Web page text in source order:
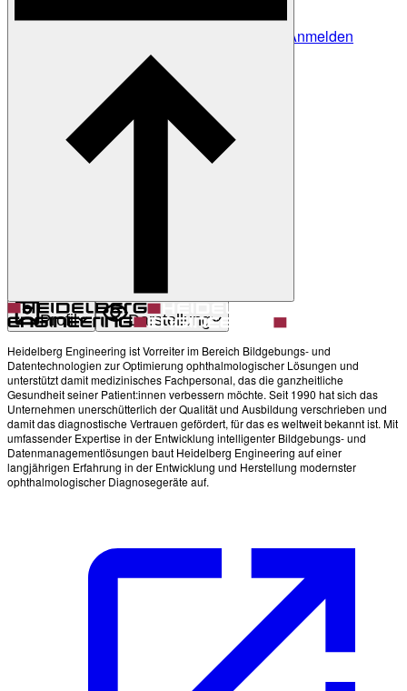
Anmelden
Profil erstellen
Heller Modus
Produkte
Profil Darstellung
Heidelberg Engineering ist Vorreiter im Bereich Bildgebungs- und
Datentechnologien zur Optimierung ophthalmologischer Lösungen und
unterstützt damit medizinisches Fachpersonal, das die ganzheitliche
Gesundheit seiner Patient:innen verbessern möchte. Seit 1990 hat sich das
Unternehmen unerschütterlich der Qualität und Ausbildung verschrieben und
damit das diagnostische Vertrauen gefördert, für das es weltweit bekannt ist. Mit
umfassender Expertise in der Entwicklung intelligenter Bildgebungs- und
Datenmanagementlösungen baut Heidelberg Engineering auf einer
langjährigen Erfahrung in der Entwicklung und Herstellung modernster
ophthalmologischer Diagnosegeräte auf.